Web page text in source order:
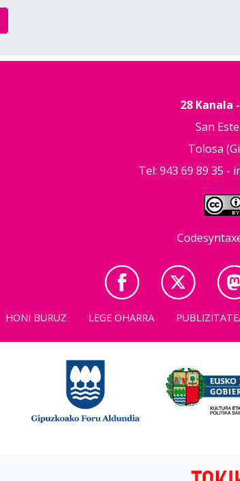
28 Kanala
San
Tolosa
Tel: 943 69 89 35 -
HONI BURUZ LEGE OHARRA